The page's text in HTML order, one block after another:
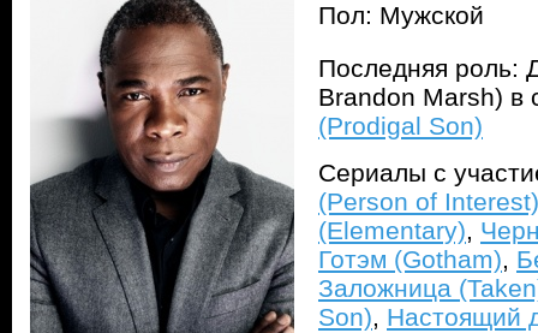
Пол: Мужской
Последняя роль:
Brandon Marsh) в
(Prodigal Son)
Сериалы с
(Person of Interest)
(Elementary),
Готэм (Gotham),
Заложница
Son), Настоящий